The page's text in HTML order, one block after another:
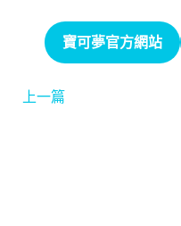
寶可夢官方網站
上一篇